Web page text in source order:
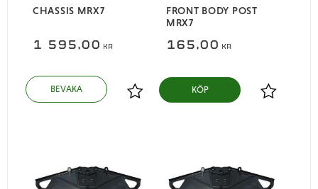
CHASSIS MRX7
1 595,00 KR
Lägg till i favoriter
FRONT BODY POST
MRX7
165,00 KR
Lägg till i
KÖP